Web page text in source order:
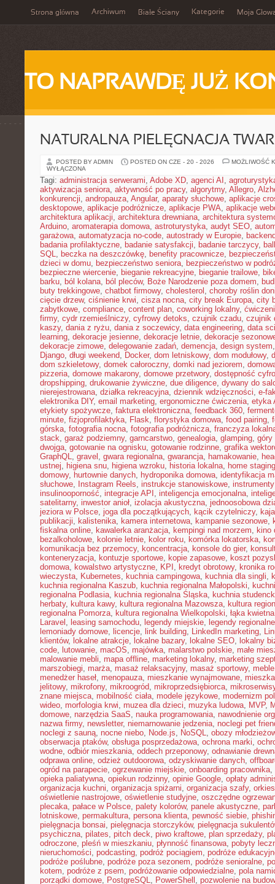
Strona główna Archiwum Białe Ściany Kategorie Moja
TO NAPRAWDĘ JUŻ
NATURALNA PIELĘGNACJA
POSTED BY ADMIN POSTED ON CZE - 20 - 2026
MOŻLIWOŚĆ
WYŁĄCZONA
Tagi: administracja serwerami, Adobe XD, agenci AI ,
aktywizacja seniora, aktywność po pracy, algorytmy, Allegro,
konkurencji, andropauza, Angular, aparaty słuchowe, aplikacje
desktopowe, aplikacje podróżnicze, aplikacje PWA, aplikacje
architektura aplikacji, architektura drewniana, architektura
Arduino, aromaterapia domowa, astroturystyka, audyt SEO,
garażowa, automatyzacja no-code, autostrady w Europie,
badania profilaktyczne, badanie satysfakcji, badanie tarczycy,
SQL, beczka na deszczówkę, benefity pracownicze,
dzieci w domu, bezpieczeństwo seniora, bezpieczeństwo w
bezpieczne wiercenie, bieganie rekreacyjne, bieganie trailowe,
barku, ból kolana, ból pleców, Boże Narodzenie poza domem,
buty trekkingowe, chatbot firmowy, cholesterol , choroby roślin
cięcie drzew, ciśnienie krwi, cisza nocna, city break Europa, city
zabytkowe, compliance, content plan, coworking lokalny,
firmy, cydr rzemieślniczy, cyfrowy detoks, czujnik czadu, czujnik
kaszy, dania z ryżu, dania z soczewicy, data engineering, data
learning, dekoracje jesienne, dekoracje letnie, dekoracje
dekoracje zimowe, delegowanie zadań, demencja, design system
Django, długi weekend, Docker, dom letniskowy, dom modułowy,
dom szkieletowy, domek całoroczny, domki nad jeziorem,
pizzeria, domowe makarony, domowe przetwory, dostępność
dropshipping, drukowanie żywiczne, due diligence, dywany do
nierejestrowana, działka rekreacyjna, dziennik wdzięczności, e-
elektronika DIY, email marketing, ergonomiczne ćwiczenia, etyka
etykiety spożywcze, faktura elektroniczna, feedback 360,
minute, fizjoprofilaktyka, Flask, florystyka domowa, food pairing,
górska, fotografia nocna, fotografia podróżnicza, franczyza
stack, garaż podziemny, garncarstwo, genealogia, glamping, góry
dwojga, gotowanie na ognisku, gotowanie rodzinne, grafika
GraphQL, gravel , gwara regionalna, gwarancja, hamakowanie,
ustnej, higiena snu, higiena wzroku, historia lokalna, home staging
domowy, hurtownie danych, hydroponika domowa, identyfikacja
słuchowe, Instagram Reels, instrukcje stanowiskowe,
insulinooporność, integracje API , inteligencja emocjonalna,
satelitarny, inwestor anioł, izolacja akustyczna, jednoosobowa
jeziora w Polsce, joga dla początkujących, kącik czytelniczy,
publikacji, kalistenika, kamera internetowa, kampanie sezonowe,
fiskalna online, kawalerka aranżacja, kempingi nad morzem, kino
bezalkoholowe, kolonie letnie, kolor roku, komórka lokatorska,
komunikacja bez przemocy, koncentracja, konsole do gier,
konteneryzacja, kontuzje sportowe, kopie zapasowe, koszt
domowa, kowalstwo artystyczne, KPI , kredyt obrotowy, kronika
wieczysta, Kubernetes, kuchnia campingowa, kuchnia dla singli,
kuchnia regionalna Kaszub, kuchnia regionalna Małopolski,
regionalna Podlasia, kuchnia regionalna Śląska, kuchnia
herbaty, kultura kawy, kultura regionalna Mazowsza, kultura
regionalna Pomorza, kultura regionalna Wielkopolski, łąka kwietna
Laravel , leasing samochodu, legendy miejskie, legendy regionalne
lemoniady domowe, licencje, link building, LinkedIn marketing,
klientów, lokalne atrakcje, lokalne bazary, lokalne SEO, lokalny
code, lutowanie, macOS, majówka, malarstwo polskie, małe
malowanie mebli, mapa offline, marketing lokalny, marketing
marszobiegi, marża, masaż relaksacyjny, masaż sportowy,
menedżer haseł, menopauza, mieszkanie wynajmowane,
jelitowy, mikrofony, mikroogród, mikroprzedsiębiorca,
znane miejsca, mobilność ciała, modele językowe, modernizm
wideo, morfologia krwi, muzea dla dzieci, muzyka ludowa, MVP,
domowe, narzędzia SaaS, nauka programowania, nawodnienie
nazwa firmy, newsletter, niemarnowanie jedzenia, noclegi pet
noclegi z sauną, nocne niebo, Node.js, NoSQL, obozy
obserwacja ptaków, obsługa posprzedażowa, ochrona marki,
wodne, odbiór mieszkania, oddech przeponowy, odnawianie
odprawa online, odzież outdoorowa, odzyskiwanie danych,
ogród na parapecie, ogrzewanie miejskie, onboarding pracownika,
opieka paliatywna, opiekun rodzinny, opinie Google, opłaty
organizacja kuchni, organizacja spiżarni, organizacja szafy,
oświetlenie nastrojowe, oświetlenie studyjne, oszczędne
plecaka, pałace w Polsce, palety kolorów, panele akustyczne,
lotniskowe, permakultura, persona klienta, pewność siebie,
pielęgnacja bonsai, pielęgnacja storczyków, pielęgnacja
psychiczna, pilates, pitch deck, piwo kraftowe, plan sprzedaży,
odroczone, pleśń w mieszkaniu, płynność finansowa, pobyty
nieruchomości, podcasting, podróż pociągiem, podróże
podróże poślubne, podróże poza sezonem, podróże senioralne,
kotem, podróże z psem, podróżowanie odpowiedzialne, pola
porządki domowe, PostgreSQL, PowerShell , pozwolenie na